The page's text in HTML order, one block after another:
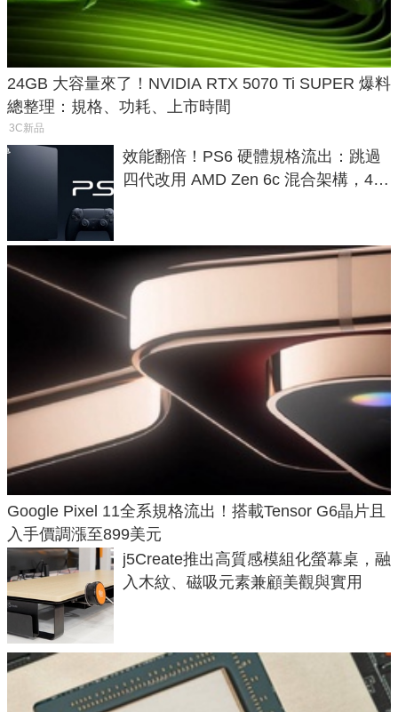
24GB 大容量來了！NVIDIA RTX 5070 Ti SUPER 爆料
總整理：規格、功耗、上市時間
3C新品
效能翻倍！PS6 硬體規格流出：跳過
四代改用 AMD Zen 6c 混合架構，4K
Google Pixel 11全系規格流出！搭載Tensor G6晶片且
入手價調漲至899美元
j5Create推出高質感模組化螢幕桌，融
入木紋、磁吸元素兼顧美觀與實用